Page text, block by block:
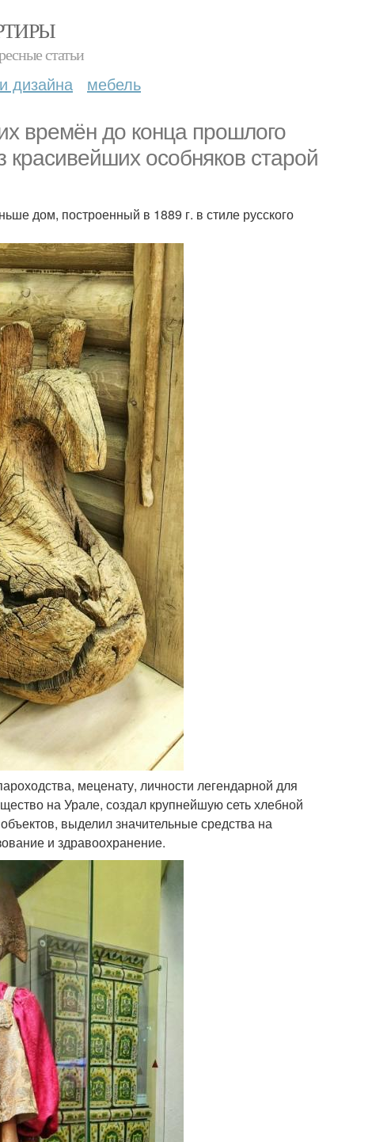
статьи
дизайна мебель
времён до конца прошлого
красивейших особняков старой
дом, построенный в 1889 г. в стиле русского
меценату, личности легендарной для
на Урале, создал крупнейшую сеть хлебной
выделил значительные средства на
и здравоохранение.